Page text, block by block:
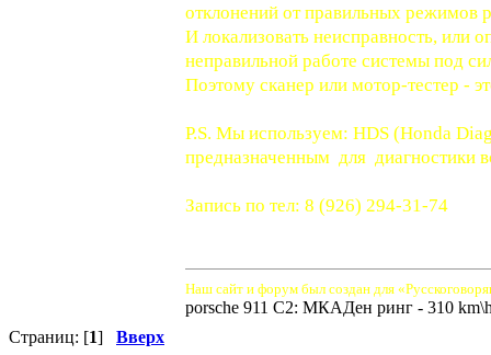
отклонений от правильных режимов
И локализовать неисправность, или
неправильной работе системы под
Поэтому сканер или мотор-тестер -
P.S. Мы используем: HDS (Honda
предназначенным для диагностики
Запись по тел: 8 (926) 294-31-74
Наш сайт и форум был создан для
porsche 911 C2: МКАДен ринг - 310
Страниц: [1] Вверх